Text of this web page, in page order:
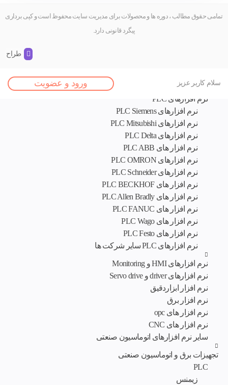
تمامی حقوق مطالب ، دوره ها و محصولات برای مدیریت سایت محفوظ است و کپی برداری
پیگرد قانونی دارد.
طراح
سلام کاربر عزیز ورود و عضویت
نرم افزار های تخصصی
نرم افزارهای PLC
نرم افزارهای PLC Siemens
نرم افزارهای PLC Mitsubishi
نرم‌ افزارهای PLC Delta
نرم افزار های PLC ABB
نرم افزارهای PLC OMRON
نرم افزارهای PLC Schneider
نرم افزار های PLC BECKHOF
نرم افزار های PLC Allen Bradly
نرم افزار های PLC FANUC
نرم افزار های PLC Wago
نرم افزار های PLC Festo
نرم افزارهای PLC سایر شرکت ها
نرم افزارهای HMI و Monitoring
نرم افزارهای driver و Servo drive
نرم افزار ابزاردقیق
نرم افزار برق
نرم افزار های opc
نرم افزار های CNC
سایر نرم افزارهای اتوماسیون صنعتی
تجهیزات برق و اتوماسیون صنعتی
PLC
زیمنس